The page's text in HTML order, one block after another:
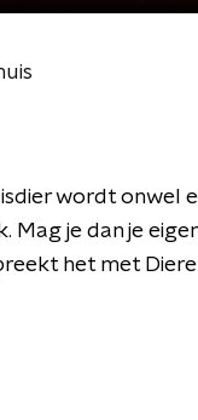
wordt onwel
Mag je dan je
het met